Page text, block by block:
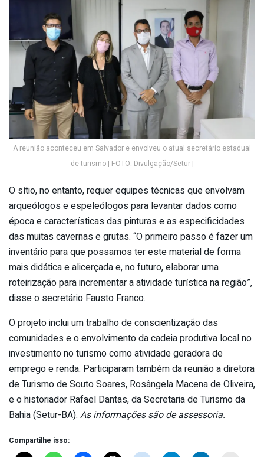
A reunião aconteceu em Salvador e envolveu o atual secretário estadual
de turismo | FOTO: Divulgação/Setur |
O sítio, no entanto, requer equipes técnicas que envolvam
arqueólogos e espeleólogos para levantar dados como
época e características das pinturas e as especificidades
das muitas cavernas e grutas. “O primeiro passo é fazer um
inventário para que possamos ter este material de forma
mais didática e alicerçada e, no futuro, elaborar uma
roteirização para incrementar a atividade turística na região”,
disse o secretário Fausto Franco.
O projeto inclui um trabalho de conscientização das
comunidades e o envolvimento da cadeia produtiva local no
investimento no turismo como atividade geradora de
emprego e renda. Participaram também da reunião a diretora
de Turismo de Souto Soares, Rosângela Macena de Oliveira,
e o historiador Rafael Dantas, da Secretaria de Turismo da
Bahia (Setur-BA). As informações são de assessoria.
Compartilhe isso: